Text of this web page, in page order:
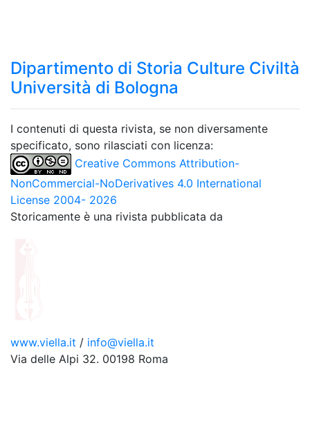
Dipartimento di Storia Culture Civiltà
Università di Bologna
I contenuti di questa rivista, se non diversamente
specificato, sono rilasciati con licenza:
Creative Commons Attribution-
NonCommercial-NoDerivatives 4.0 International
License 2004- 2026
Storicamente è una rivista pubblicata da
www.viella.it / info@viella.it
Via delle Alpi 32. 00198 Roma